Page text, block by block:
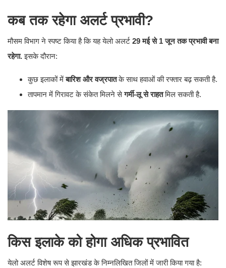
कब तक रहेगा अ‌लर्ट प्रभावी?
मौसम विभाग ने स्पष्ट किया है कि यह येलो अलर्ट 29 मई से 1 जून तक प्रभावी बना
रहेगा.इसके दौरान:
कुछ इलाकों मेंबारिश और वज्रपातके साथ हवाओं की रफ्तार बढ़ सकती है.
तापमान में गिरावट के संकेत मिलने सेगर्मी-लू से राहतमिल सकती है.
किस इलाके को होगा अधिक प्रभावित
येलो अलर्ट विशेष रूप से झारखंड के निम्नलिखित जिलों में जारी किया गया है: